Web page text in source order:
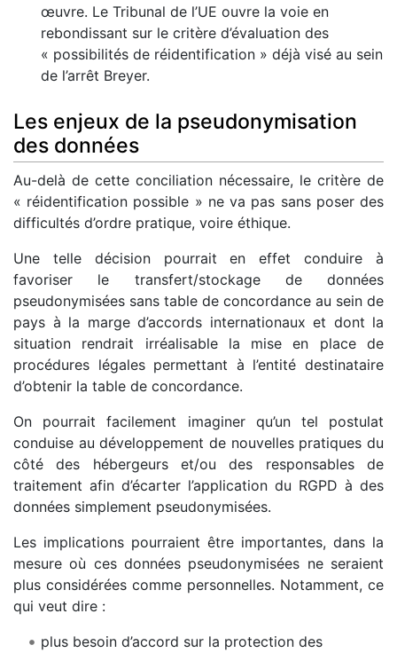
œuvre. Le Tribunal de l’UE ouvre la voie en
rebondissant sur le critère d’évaluation des
« possibilités de réidentification » déjà visé au sein
de l’arrêt Breyer.
Les enjeux de la pseudonymisation
des données
Au-delà de cette conciliation nécessaire, le critère de
« réidentification possible » ne va pas sans poser des
difficultés d’ordre pratique, voire éthique.
Une telle décision pourrait en effet conduire à
favoriser le transfert/stockage de données
pseudonymisées sans table de concordance au sein de
pays à la marge d’accords internationaux et dont la
situation rendrait irréalisable la mise en place de
procédures légales permettant à l’entité destinataire
d’obtenir la table de concordance.
On pourrait facilement imaginer qu’un tel postulat
conduise au développement de nouvelles pratiques du
côté des hébergeurs et/ou des responsables de
traitement afin d’écarter l’application du RGPD à des
données simplement pseudonymisées.
Les implications pourraient être importantes, dans la
mesure où ces données pseudonymisées ne seraient
plus considérées comme personnelles. Notamment, ce
qui veut dire :
plus besoin d’accord sur la protection des